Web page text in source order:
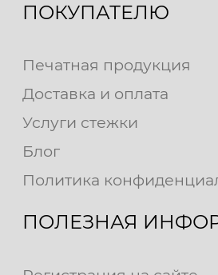
ПОКУПАТЕЛЮ
Печатная продукция
Доставка и оплата
Услуги стежки
Блог
Политика
ПОЛЕЗНАЯ